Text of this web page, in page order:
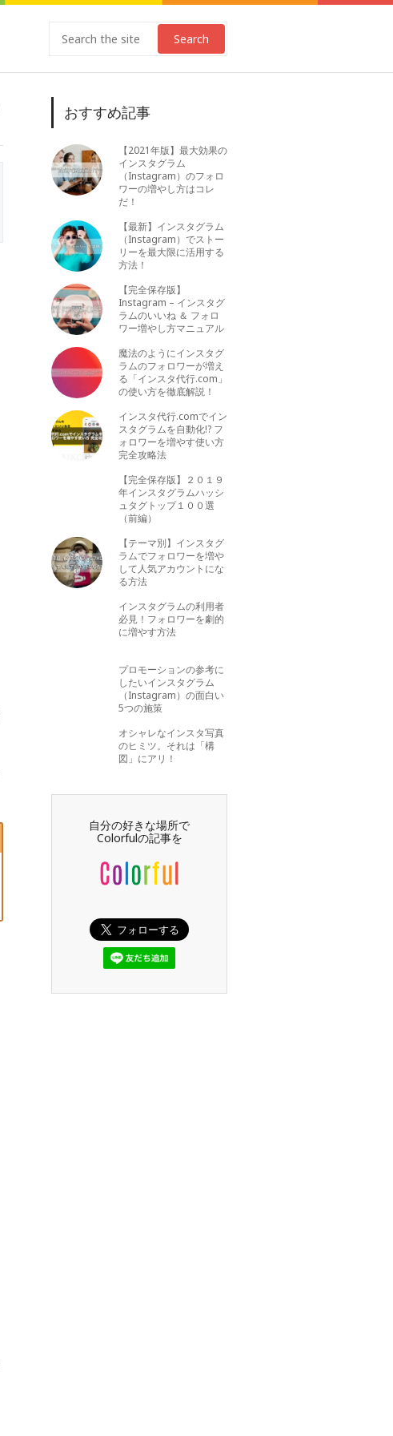
Search
おすすめ記事
【2021年版】最大効果の
インスタグラム
（Instagram）のフォロ
ワーの増やし方はコレ
だ！
【最新】インスタグラム
（Instagram）でストー
リーを最大限に活用する
方法！
【完全保存版】
Instagram – インスタグ
ラムのいいね ＆ フォロ
ワー増やし方マニュアル
魔法のようにインスタグ
ラムのフォロワーが増え
る「インスタ代行.com」
の使い方を徹底解説！
インスタ代行.comでイン
スタグラムを自動化!? フ
ォロワーを増やす使い方
完全攻略法
【完全保存版】２０１９
年インスタグラムハッシ
ュタグトップ１００選
（前編）
【テーマ別】インスタグ
ラムでフォロワーを増や
して人気アカウントにな
る方法
インスタグラムの利用者
必見！フォロワーを劇的
に増やす方法
プロモーションの参考に
したいインスタグラム
（Instagram）の面白い
5つの施策
オシャレなインスタ写真
のヒミツ。それは「構
図」にアリ！
自分の好きな場所で
Colorfulの記事を